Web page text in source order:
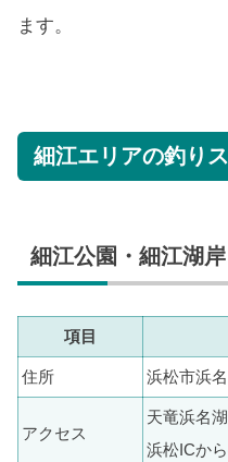
ます。
細江エリアの釣り
細江公園・細江湖岸
項目
住所 浜松市浜
アクセス
天竜浜名
浜松ICか